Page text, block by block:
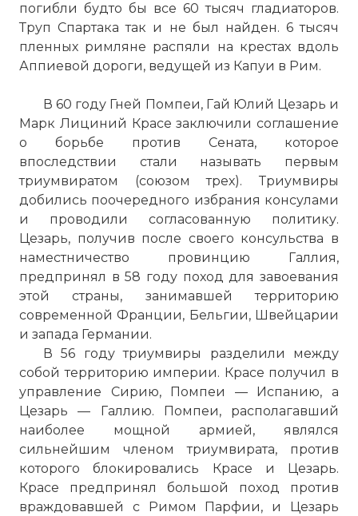
погибли будто бы все 60 тысяч гладиаторов.
Труп Спартака так и не был найден. 6 тысяч
пленных римляне распяли на крестах вдоль
Аппиевой дороги, ведущей из Капуи в Рим.
В 60 году Гней Помпеи, Гай Юлий Цезарь и
Марк Лициний Красе заключили соглашение
о борьбе против Сената, которое
впоследствии стали называть первым
триумвиратом (союзом трех). Триумвиры
добились поочередного избрания консулами
и проводили согласованную политику.
Цезарь, получив после своего консульства в
наместничество провинцию Галлия,
предпринял в 58 году поход для завоевания
этой страны, занимавшей территорию
современной Франции, Бельгии, Швейцарии
и запада Германии.
В 56 году триумвиры разделили между
собой территорию империи. Красе получил в
управление Сирию, Помпеи — Испанию, а
Цезарь — Галлию. Помпеи, располагавший
наиболее мощной армией, являлся
сильнейшим членом триумвирата, против
которого блокировались Красе и Цезарь.
Красе предпринял большой поход против
враждовавшей с Римом Парфии, и Цезарь